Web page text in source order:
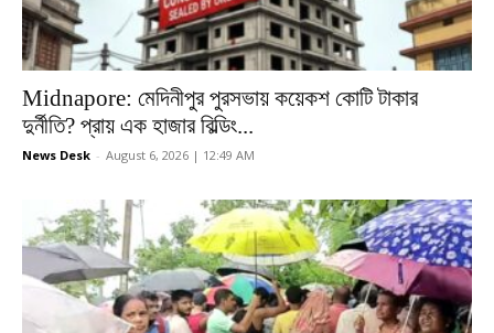
Midnapore: মেদিনীপুর পুরসভায় কয়েকশ কোটি টাকার
দুর্নীতি? প্রায় এক হাজার বিল্ডিং...
News Desk - August 6, 2026 | 12:49 AM